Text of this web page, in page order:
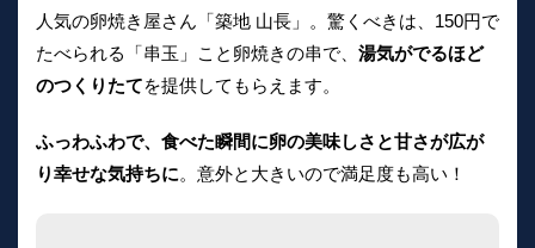
人気の卵焼き屋さん「築地 山長」。驚くべきは、150円で
たべられる「串玉」こと卵焼きの串で、 湯気がでるほど
のつくりたてを提供してもらえます。
ふっわふわで、食べた瞬間に卵の美味しさと甘さが広が
り幸せな気持ちに。意外と大きいので満足度も高い！